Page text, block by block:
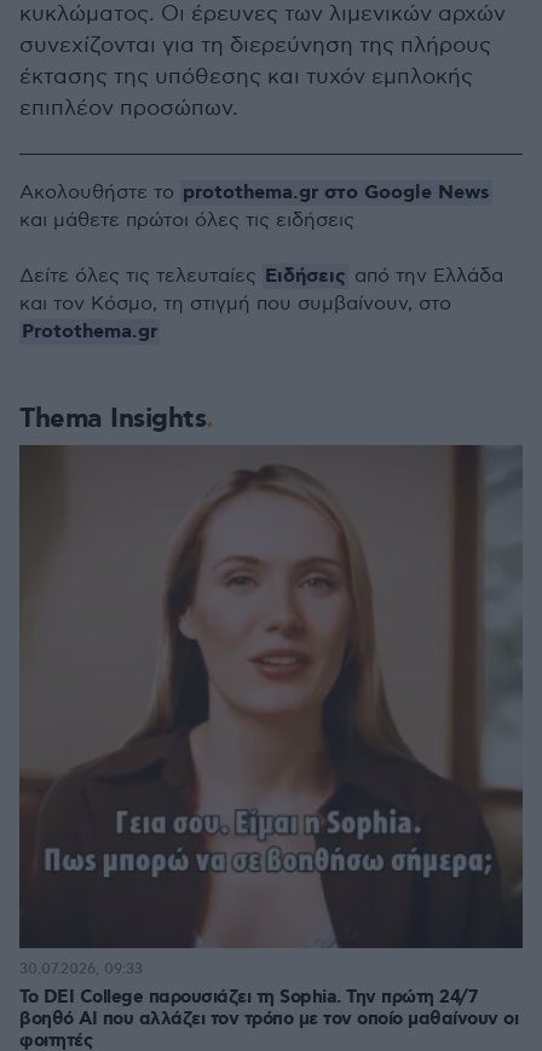
κυκλώματος. Οι έρευνες των λιμενικών αρχών
συνεχίζονται για τη διερεύνηση της πλήρους
έκτασης της υπόθεσης και τυχόν εμπλοκής
επιπλέον προσώπων.
Thema Insights
Το DEI College παρουσιάζει τη Sophia. Την πρώτη 24/7
βοηθό AI που αλλάζει τον τρόπο με τον οποίο μαθαίνουν οι
φοιτητές
30.07.2026, 09:33
Ακολουθήστε το protothema.gr στο Google News
και μάθετε πρώτοι όλες τις ειδήσεις
Δείτε όλες τις τελευταίες Ειδήσεις από την Ελλάδα
και τον Κόσμο, τη στιγμή που συμβαίνουν, στο
Protothema.gr